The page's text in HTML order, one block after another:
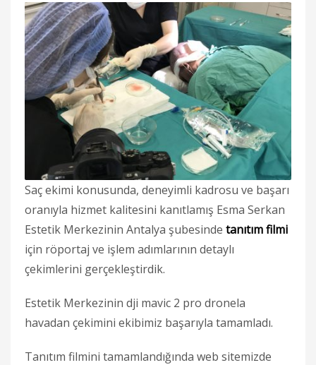
Saç ekimi konusunda, deneyimli kadrosu ve başarı
oranıyla hizmet kalitesini kanıtlamış Esma Serkan
Estetik Merkezinin Antalya şubesinde tanıtım filmi
için röportaj ve işlem adımlarının detaylı
çekimlerini gerçekleştirdik.
Estetik Merkezinin dji mavic 2 pro dronela
havadan çekimini ekibimiz başarıyla tamamladı.
Tanıtım filmini tamamlandığında web sitemizde